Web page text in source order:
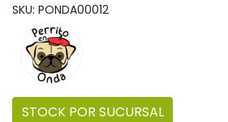
SKU: PONDA00012
STOCK POR SUCURSAL